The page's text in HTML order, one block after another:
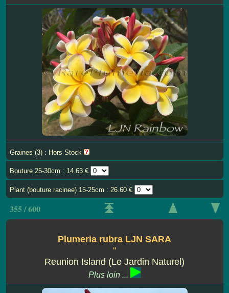
Graines (3) : Hors Stock
Bouture 25-30cm : 14.63 €
Plant (bouture racinee) 15-25cm : 26.60 €
355 / 600
Plumeria rubra LJN SARA
''
Reunion Island (Le Jardin Naturel)
Plus loin ...